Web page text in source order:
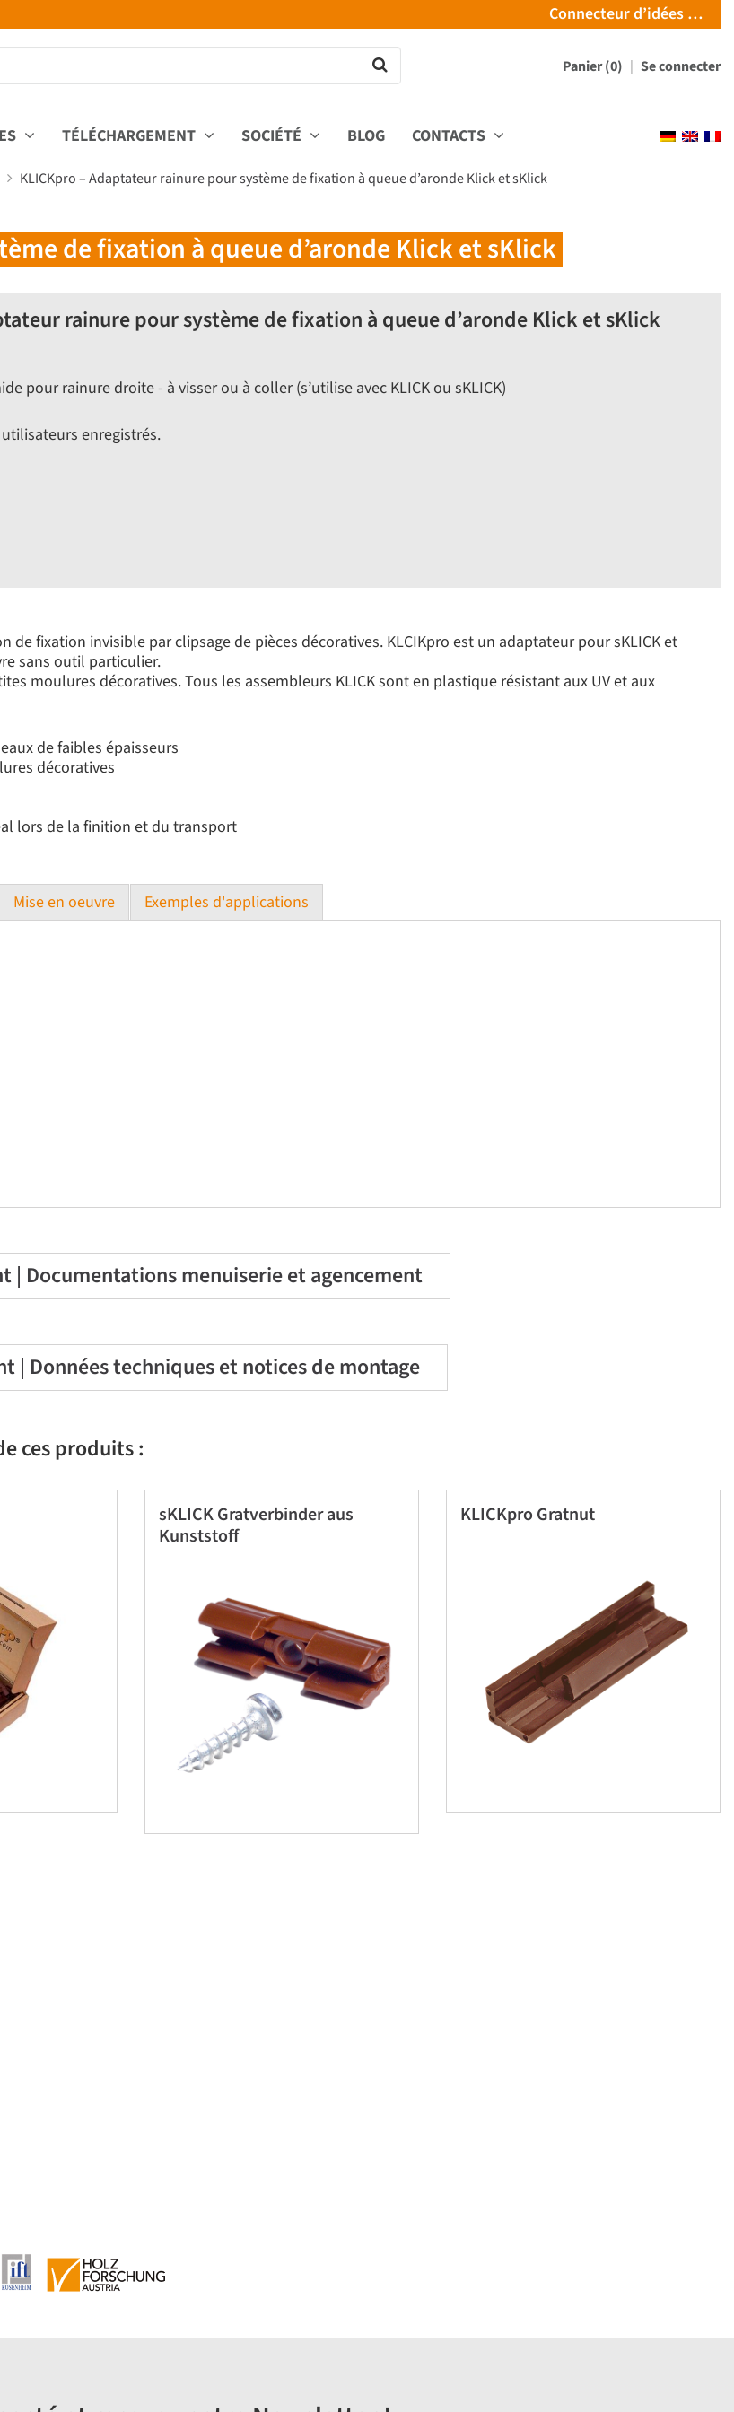
Connecteur d’idées …
Panier (0) Se connecter
TÉLÉCHARGEMENT SOCIÉTÉ BLOG CONTACTS
KLICKpro – Adaptateur rainure pour système de fixation à queue d’aronde Klick et sKlick
de fixation à queue d’aronde Klick et sKlick
rainure pour système de fixation à queue d’aronde Klick et sKlick
pour rainure droite - à visser ou à coller (s’utilise avec KLICK ou sKLICK)
enregistrés.
de fixation invisible par clipsage de pièces décoratives. KLCIKpro est un adaptateur pour sKLICK et
sans outil particulier.
moulures décoratives. Tous les assembleurs KLICK sont en plastique résistant aux UV et aux
de faibles épaisseurs
décoratives
lors de la finition et du transport
Mise en oeuvre Exemples d'applications
| Documentations menuiserie et agencement
| Données techniques et notices de montage
ces produits :
sKLICK Gratverbinder aus
Kunststoff
KLICKpro Gratnut